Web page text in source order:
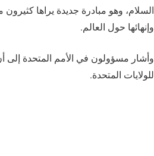
السلام، وهو مبادرة جديدة يراها
وإنهائها حول العالم.
للولايات المتحدة.